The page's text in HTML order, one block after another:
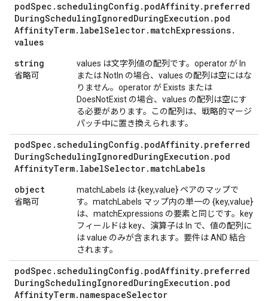
podSpec .schedulingConfig . podAffinity. preferred
DuringSchedulingIgnoredDuringExecution . pod
AffinityTerm. labelSelector. matchExpressions.
values
string
省略可
values は文字列値の配列です。operator が In
または NotIn の場合、values の配列は空にはな
りません。operator が Exists または
DoesNotExist の場合、values の配列は空にす
る必要があります。この配列は、戦略的マージ
パッチ中に置き換えられます。
podSpec .schedulingConfig . podAffinity. preferred
DuringSchedulingIgnoredDuringExecution . pod
AffinityTerm. labelSelector. matchLabels
object
省略可
matchLabels は {key,value} ペアのマップで
す。matchLabels マップ内の単一の {key,value}
は、matchExpressions の要素と同じです。key
フィールドは key、演算子は In で、値の配列に
は value のみが含まれます。要件は AND 結合
されます。
podSpec .schedulingConfig . podAffinity. preferred
DuringSchedulingIgnoredDuringExecution . pod
AffinityTerm. namespaceSelector